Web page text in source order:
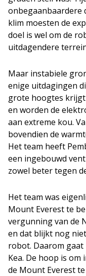
onbegaanbaardere
klim moesten de
doel is wel om de
uitdagendere
Maar instabiele
enige uitdagingen
grote hoogtes
en worden de
aan extreme kou.
bovendien de
Het team heeft
een ingebouwd
zowel beter tegen
Het team was
Mount Everest te
vergunning van de
en dat blijkt nog
robot. Daarom gaat
Kea. De hoop is
de Mount Everest